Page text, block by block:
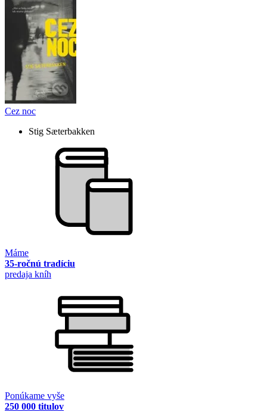
Cez noc
Stig Sæterbakken
Máme
35-ročnú tradíciu
predaja kníh
Ponúkame vyše
250 000 titulov